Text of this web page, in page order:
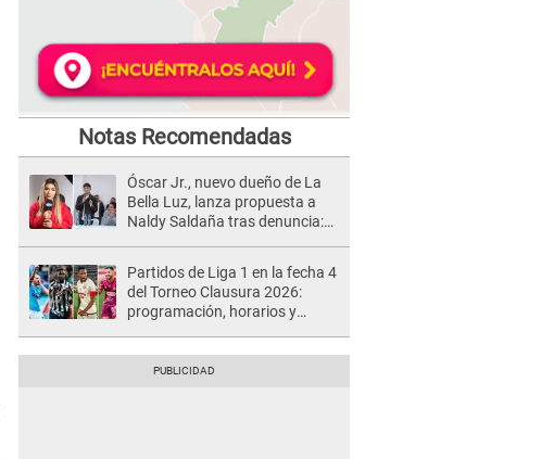
Notas Recomendadas
Óscar Jr., nuevo dueño de La
Bella Luz, lanza propuesta a
Naldy Saldaña tras denuncia:
Partidos de Liga 1 en la fecha 4
del Torneo Clausura 2026:
programación, horarios y